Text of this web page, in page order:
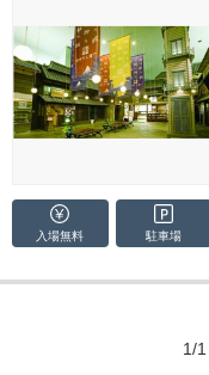
入場無料 駐車場
1/1